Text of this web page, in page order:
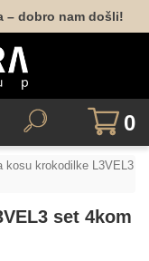
– dobro nam došli!
0
kosu krokodilke L3VEL3
set 4kom